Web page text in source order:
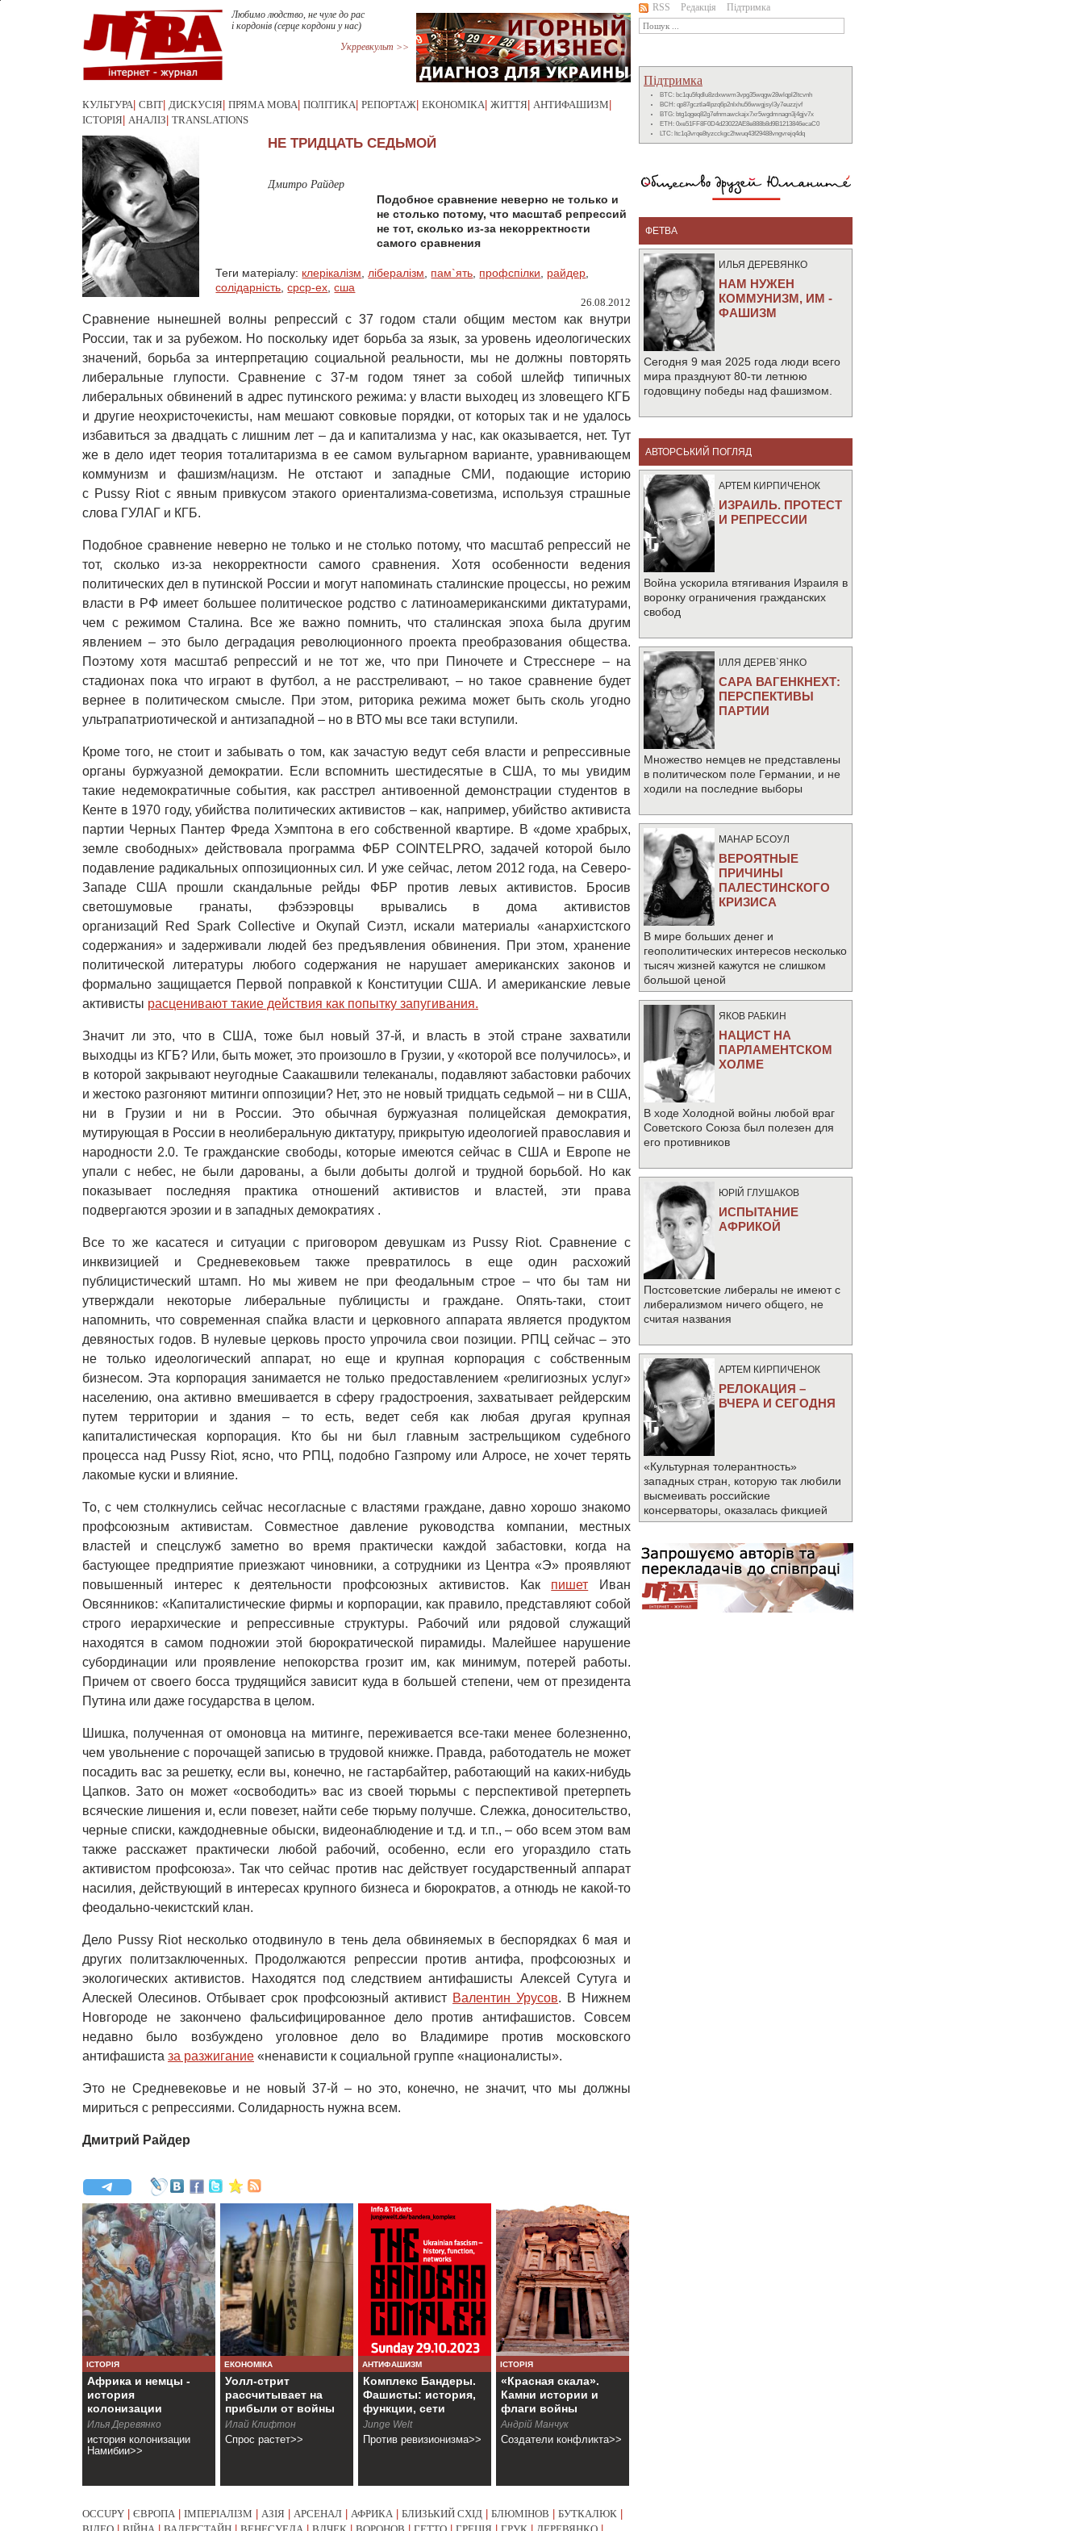
Любимо людство, не чуле до рас
і кордонів (серце кордони у нас)
Укрревкульт >>
КУЛЬТУРА СВІТ ДИСКУСІЯ ПРЯМА МОВА ПОЛІТИКА РЕПОРТАЖ ЕКОНОМІКА ЖИТТЯ АНТИФАШИЗМ
ІСТОРІЯ АНАЛІЗ TRANSLATIONS
НЕ ТРИДЦАТЬ СЕДЬМОЙ
Дмитро Райдер
Подобное сравнение неверно не только и
не столько потому, что масштаб репрессий
не тот, сколько из-за некорректности
самого сравнения
Теги матеріалу: клерікалізм лібералізм пам`ять профспілки райдер
солідарність ,срср-ex ,сша
26.08.2012
Сравнение нынешней волны репрессий с 37 годом стали общим местом как внутри
России, так и за рубежом. Но поскольку идет борьба за язык, за уровень идеологических
значений, борьба за интерпретацию социальной реальности, мы не должны повторять
либеральные глупости. Сравнение с 37-м годом тянет за собой шлейф типичных
либеральных обвинений в адрес путинского режима: у власти выходец из зловещего КГБ
и другие неохристочекисты, нам мешают совковые порядки, от которых так и не удалось
избавиться за двадцать с лишним лет – да и капитализма у нас, как оказывается, нет. Тут
же в дело идет теория тоталитаризма в ее самом вульгарном варианте, уравнивающем
коммунизм и фашизм/нацизм. Не отстают и западные СМИ, подающие историю
с Pussy Riot с явным привкусом этакого ориентализма-советизма, используя страшные
слова ГУЛАГ и КГБ.
Подобное сравнение неверно не только и не столько потому, что масштаб репрессий не
тот, сколько из-за некорректности самого сравнения. Хотя особенности ведения
политических дел в путинской России и могут напоминать сталинские процессы, но режим
власти в РФ имеет большее политическое родство с латиноамериканскими диктатурами,
чем с режимом Сталина. Все же важно помнить, что сталинская эпоха была другим
явлением – это было деградация революционного проекта преобразования общества.
Поэтому хотя масштаб репрессий и не тот же, что при Пиночете и Стресснере – на
стадионах пока что играют в футбол, а не расстреливают, – но такое сравнение будет
вернее в политическом смысле. При этом, риторика режима может быть сколь угодно
ультрапатриотической и антизападной – но в ВТО мы все таки вступили.
Кроме того, не стоит и забывать о том, как зачастую ведут себя власти и репрессивные
органы буржуазной демократии. Если вспомнить шестидесятые в США, то мы увидим
такие недемократичные события, как расстрел антивоенной демонстрации студентов в
Кенте в 1970 году, убийства политических активистов – как, например, убийство активиста
партии Черных Пантер Фреда Хэмптона в его собственной квартире. В «доме храбрых,
земле свободных» действовала программа ФБР COINTELPRO, задачей которой было
подавление радикальных оппозиционных сил. И уже сейчас, летом 2012 года, на Северо-
Западе США прошли скандальные рейды ФБР против левых активистов. Бросив
светошумовые гранаты, фэбээровцы врывались в дома активистов
организаций Red Spark Collective и Окупай Сиэтл, искали материалы «анархистского
содержания» и задерживали людей без предъявления обвинения. При этом, хранение
политической литературы любого содержания не нарушает американских законов и
формально защищается Первой поправкой к Конституции США. И американские левые
активисты расценивают такие действия как попытку запугивания.
Значит ли это, что в США, тоже был новый 37-й, и власть в этой стране захватили
выходцы из КГБ? Или, быть может, это произошло в Грузии, у «которой все получилось», и
в которой закрывают неугодные Саакашвили телеканалы, подавляют забастовки рабочих
и жестоко разгоняют митинги оппозиции? Нет, это не новый тридцать седьмой – ни в США,
ни в Грузии и ни в России. Это обычная буржуазная полицейская демократия,
мутирующая в России в неолиберальную диктатуру, прикрытую идеологией православия и
народности 2.0. Те гражданские свободы, которые имеются сейчас в США и Европе не
упали с небес, не были дарованы, а были добыты долгой и трудной борьбой. Но как
показывает последняя практика отношений активистов и властей, эти права
подвергаются эрозии и в западных демократиях .
Все то же касатеся и ситуации с приговором девушкам из Pussy Riot. Сравнение с
инквизицией и Средневековьем также превратилось в еще один расхожий
публицистический штамп. Но мы живем не при феодальным строе – что бы там ни
утверждали некоторые либеральные публицисты и граждане. Опять-таки, стоит
напомнить, что современная спайка власти и церковного аппарата является продуктом
девяностых годов. В нулевые церковь просто упрочила свои позиции. РПЦ сейчас – это
не только идеологический аппарат, но еще и крупная корпорация с собственным
бизнесом. Эта корпорация занимается не только предоставлением «религиозных услуг»
населению, она активно вмешивается в сферу градостроения, захватывает рейдерским
путем территории и здания – то есть, ведет себя как любая другая крупная
капиталистическая корпорация. Кто бы ни был главным застрельщиком судебного
процесса над Pussy Riot, ясно, что РПЦ, подобно Газпрому или Алросе, не хочет терять
лакомые куски и влияние.
То, с чем столкнулись сейчас несогласные с властями граждане, давно хорошо знакомо
профсоюзным активистам. Совместное давление руководства компании, местных
властей и спецслужб заметно во время практически каждой забастовки, когда на
бастующее предприятие приезжают чиновники, а сотрудники из Центра «Э» проявляют
повышенный интерес к деятельности профсоюзных активистов. Как пишет Иван
Овсянников: «Капиталистические фирмы и корпорации, как правило, представляют собой
строго иерархические и репрессивные структуры. Рабочий или рядовой служащий
находятся в самом подножии этой бюрократической пирамиды. Малейшее нарушение
субординации или проявление непокорства грозит им, как минимум, потерей работы.
Причем от своего босса трудящийся зависит куда в большей степени, чем от президента
Путина или даже государства в целом.
Шишка, полученная от омоновца на митинге, переживается все-таки менее болезненно,
чем увольнение с порочащей записью в трудовой книжке. Правда, работодатель не может
посадить вас за решетку, если вы, конечно, не гастарбайтер, работающий на каких-нибудь
Цапков. Зато он может «освободить» вас из своей тюрьмы с перспективой претерпеть
всяческие лишения и, если повезет, найти себе тюрьму получше. Слежка, доносительство,
черные списки, каждодневные обыски, видеонаблюдение и т.д. и т.п., – обо всем этом вам
также расскажет практически любой рабочий, особенно, если его угораздило стать
активистом профсоюза». Так что сейчас против нас действует государственный аппарат
насилия, действующий в интересах крупного бизнеса и бюрократов, а отнюдь не какой-то
феодально-чекистский клан.
Дело Pussy Riot несколько отодвинуло в тень дела обвиняемых в беспорядках 6 мая и
других политзаключенных. Продолжаются репрессии против антифа, профсоюзных и
экологических активистов. Находятся под следствием антифашисты Алексей Сутуга и
Алескей Олесинов. Отбывает срок профсоюзный активист Валентин Урусов. В Нижнем
Новгороде не закончено фальсифицированное дело против антифашистов. Совсем
недавно было возбуждено уголовное дело во Владимире против московского
антифашиста за разжигание «ненависти к социальной группе «националисты».
Это не Средневековье и не новый 37-й – но это, конечно, не значит, что мы должны
мириться с репрессиями. Солидарность нужна всем.
Дмитрий Райдер
ІСТОРІЯ
Африка и немцы -
история
колонизации
Намибии
Илья Деревянко
история колонизации
Намибии>>
ЕКОНОМІКА
Уолл-стрит
рассчитывает на
прибыли от войны
Илай Клифтон
Спрос растет>>
АНТИФАШИЗМ
Комплекс Бандеры.
Фашисты: история,
функции, сети
Junge Welt
Против ревизионизма>>
ІСТОРІЯ
«Красная скала».
Камни истории и
флаги войны
Андрій Манчук
Создатели конфликта>>
OCCUPY ЄВРОПА ІМПЕРІАЛІЗМ АЗІЯ АРСЕНАЛ АФРИКА БЛИЗЬКИЙ СХІД БЛЮМІНОВ БУТКАЛЮК
RSS Редакція Підтримка
Підтримка
BTC: bc1qu5fqdlu8zdxwwm3vpg35wqgw28wlqpl2ltcvnh
BCH: qp87gcztla4lpzq6p2nlxhu56wwgjsyl3y7euzzjvf
BTG: btg1qgeq82g7efnmawckajx7xr5wgdmnagn3j4gjv7x
ETH: 0xe51FF8F0D4d23022AE8e888b8d9B1213846ecaC0
LTC: ltc1q3vrqe8tyzcckgc2hwuq43f29488vngvrejq4dq
ФЕТВА
ИЛЬЯ ДЕРЕВЯНКО
НАМ НУЖЕН
КОММУНИЗМ, ИМ -
ФАШИЗМ
Сегодня 9 мая 2025 года люди всего
мира празднуют 80-ти летнюю
годовщину победы над фашизмом.
АВТОРСЬКИЙ ПОГЛЯД
АРТЕМ КИРПИЧЕНОК
ИЗРАИЛЬ. ПРОТЕСТ
И РЕПРЕССИИ
Война ускорила втягивания Израиля в
воронку ограничения гражданских
свобод
IЛЛЯ ДЕРЕВ`ЯНКО
САРА ВАГЕНКНЕХТ:
ПЕРСПЕКТИВЫ
ПАРТИИ
Множество немцев не представлены
в политическом поле Германии, и не
ходили на последние выборы
МАНАР БСОУЛ
ВЕРОЯТНЫЕ
ПРИЧИНЫ
ПАЛЕСТИНСКОГО
КРИЗИСА
В мире больших денег и
геополитических интересов несколько
тысяч жизней кажутся не слишком
большой ценой
ЯКОВ РАБКИН
НАЦИСТ НА
ПАРЛАМЕНТСКОМ
ХОЛМЕ
В ходе Холодной войны любой враг
Советского Союза был полезен для
его противников
ЮРIЙ ГЛУШАКОВ
ИСПЫТАНИЕ
АФРИКОЙ
Постсоветские либералы не имеют с
либерализмом ничего общего, не
считая названия
АРТЕМ КИРПИЧЕНОК
РЕЛОКАЦИЯ –
ВЧЕРА И СЕГОДНЯ
«Культурная толерантность»
западных стран, которую так любили
высмеивать российские
консерваторы, оказалась фикцией